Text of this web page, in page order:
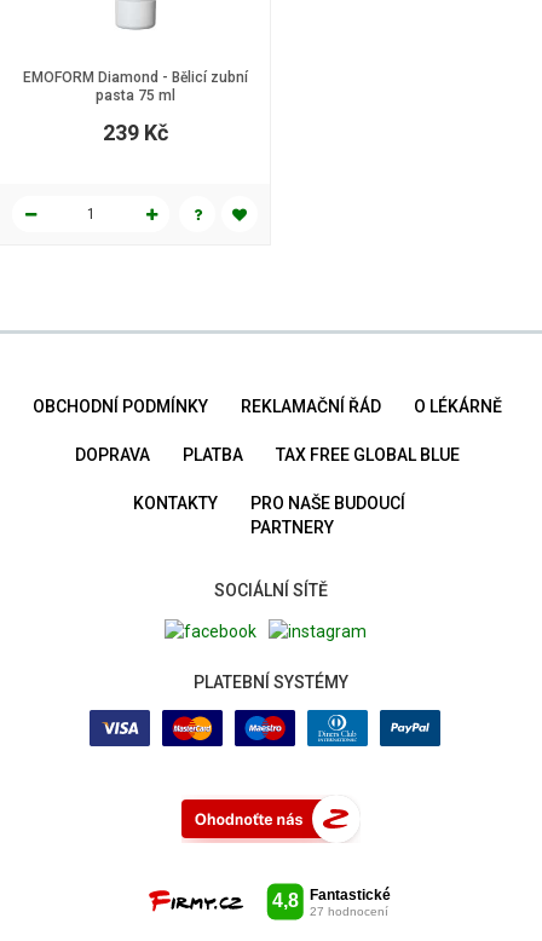
EMOFORM Diamond - Bělicí zubní
pasta 75 ml
239 Kč
OBCHODNÍ PODMÍNKY REKLAMAČNÍ ŘÁD O LÉKÁRNĚ
DOPRAVA PLATBA TAX FREE GLOBAL BLUE
KONTAKTY
PRO NAŠE BUDOUCÍ
PARTNERY
SOCIÁLNÍ SÍTĚ
PLATEBNÍ SYSTÉMY